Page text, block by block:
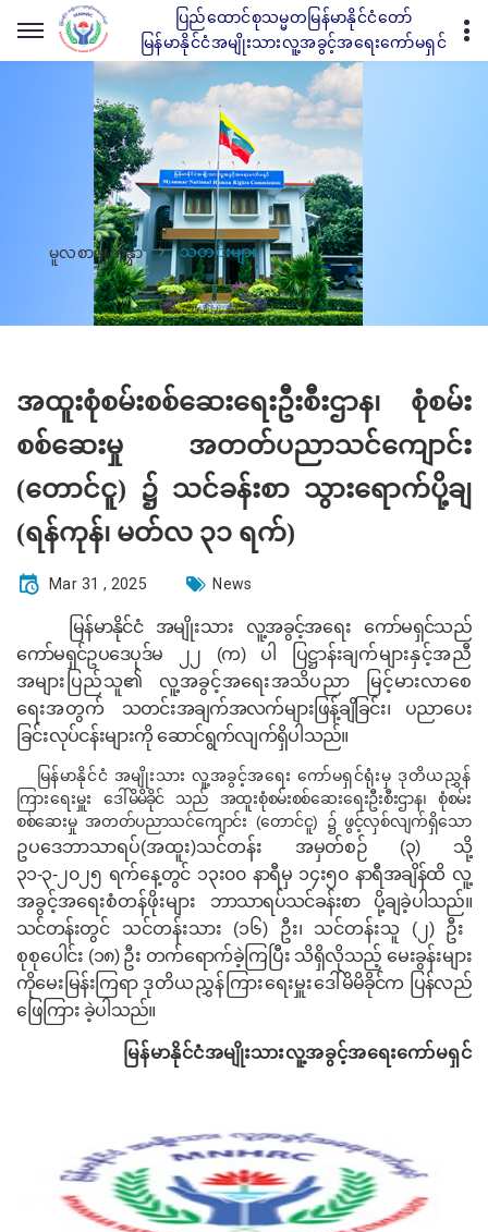
ပြည်ထောင်စုသမ္မတမြန်မာနိုင်ငံတော်
မြန်မာနိုင်ငံအမျိုးသားလူ့အခွင့်အရေးကော်မရှင်
မူလစာမျက်နှာ သတင်းများ
အထူးစုံစမ်းစစ်ဆေးရေးဦးစီးဌာန၊ စုံစမ်း
စစ်ဆေးမှု အတတ်ပညာသင်ကျောင်း
(တောင်ငူ) ၌ သင်ခန်းစာ သွားရောက်ပို့ချ
(ရန်ကုန်၊ မတ်လ ၃၁ ရက်)
Mar 31 , 2025 News
မြန်မာနိုင်ငံ အမျိုးသား လူ့အခွင့်အရေး ကော်မရှင်သည်
ကော်မရှင်ဥပဒေပုဒ်မ ၂၂ (က) ပါ ပြဋ္ဌာန်းချက်များနှင့်အညီ
အများပြည်သူ၏ လူ့အခွင့်အရေးအသိပညာ မြင့်မားလာစေ
ရေးအတွက် သတင်းအချက်အလက်များဖြန့်ချိခြင်း၊ ပညာပေး
ခြင်းလုပ်ငန်းများကို ဆောင်ရွက်လျက်ရှိပါသည်။
မြန်မာနိုင်ငံ အမျိုးသား လူ့အခွင့်အရေး ကော်မရှင်ရုံးမှ ဒုတိယညွှန်
ကြားရေးမှူး
ဒေါ်မိမိခိုင် သည်အထူးစုံစမ်းစစ်ဆေးရေးဦးစီးဌာန၊ စုံစမ်း
စစ်ဆေးမှု အတတ်ပညာသင်ကျောင်း (တောင်ငူ) ၌ဖွင့်လှစ်လျက်ရှိသော
ဥပဒေဘာသာရပ်(အထူး)သင်တန်း အမှတ်စဉ် (၃)သို့
၃၁-၃-၂၀၂၅ ရက်နေ့တွင် ၁၃း၀၀ နာရီမှ ၁၄း၅၀ နာရီအချိန်ထိ လူ့
အခွင့်အရေးစံတန်ဖိုးများ ဘာသာရပ်သင်ခန်းစာ ပို့ချခဲ့ပါသည်။
သင်တန်းတွင် သင်တန်းသား (၁၆) ဦး၊ သင်တန်းသူ (၂) ဦး
စုစုပေါင်း (၁၈) ဦး တက်ရောက်ခဲ့ကြပြီး သိရှိလိုသည့် မေးခွန်းများ
ကိုမေးမြန်းကြရာ ဒုတိယညွှန်ကြားရေးမှူးဒေါ်မိမိခိုင်က ပြန်လည်
ဖြေကြား ခဲ့ပါသည်။
မြန်မာနိုင်ငံအမျိုးသားလူ့အခွင့်အရေးကော်မရှင်